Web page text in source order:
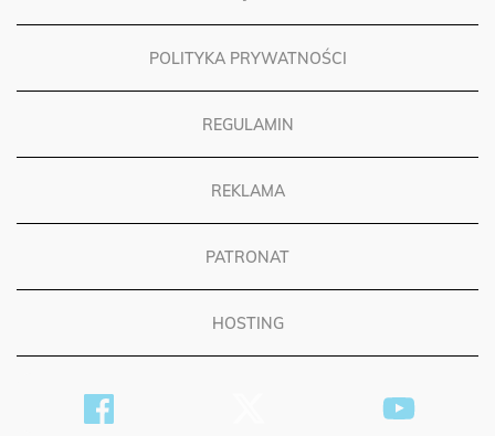
FUNDACJA OPOKA
POLITYKA PRYWATNOŚCI
REGULAMIN
REKLAMA
PATRONAT
HOSTING